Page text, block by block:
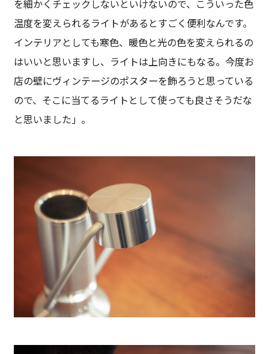
を細かくチェックしないといけないので、こういった色
温度を変えられるライトがあるとすごく便利なんです。
インテリアとしても寒色、暖色と光の色を変えられるの
はいいと思いますし、ライトは上向きにもなる。今度お
店の壁にヴィンテージのポスターを飾ろうと思っている
ので、そこに当てるライトとして使っても良さそうだな
と思いました」。